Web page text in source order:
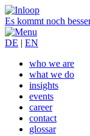
Es kommt noch
DE | EN
who we are
what we do
insights
events
career
contact
glossar